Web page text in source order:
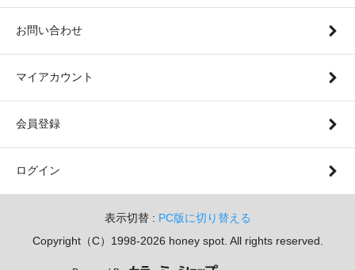
お問い合わせ
マイアカウント
会員登録
ログイン
表示切替 : PC版に切り替える
Copyright（C）1998-2026 honey spot. All rights reserved.